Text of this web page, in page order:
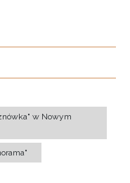
w Nowym